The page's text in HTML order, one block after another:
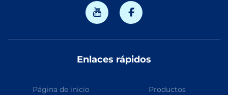
Enlaces rápidos
Página de inicio Productos